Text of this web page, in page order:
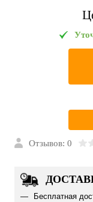
Отзывов: 0
Бесплатная